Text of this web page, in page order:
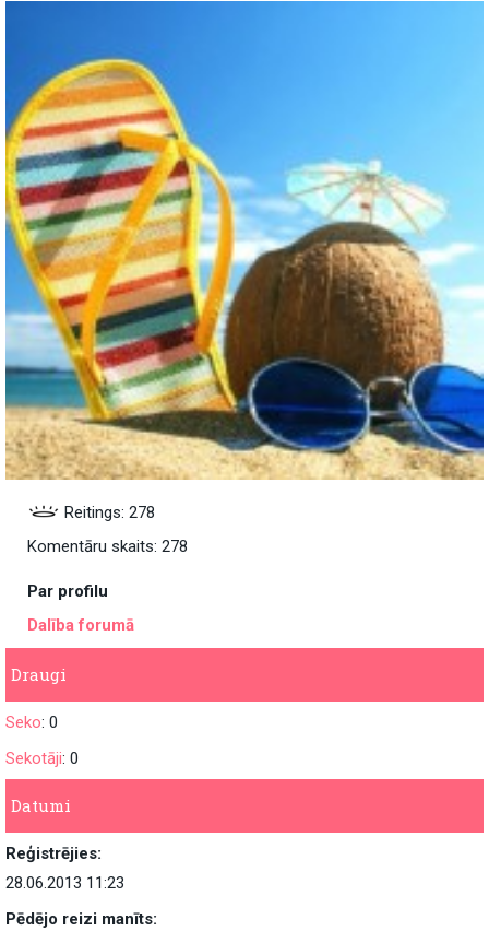
Reitings: 278
Komentāru skaits: 278
Par profilu
Dalība forumā
Draugi
Seko: 0
Sekotāji: 0
Datumi
Reģistrējies:
28.06.2013 11:23
Pēdējo reizi manīts: